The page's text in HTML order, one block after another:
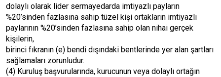
dolaylı olarak lider sermayedarda imtiyazlı payların
%20’sinden fazlasına sahip tüzel kişi ortakların imtiyazlı
paylarının %20’sinden fazlasına sahip olan nihai gerçek
kişilerin,
birinci fıkranın (e) bendi dışındaki bentlerinde yer alan şartları
sağlamaları zorunludur.
(4) Kuruluş başvurularında, kurucunun veya dolaylı ortağın